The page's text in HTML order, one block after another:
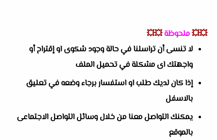
💥💥ملحوظة💥💥
لا تنسى أن تراسلنا في حالة وجود شكوى او إقتراح أو
واجهتك اى مشكلة في تحميل الملف
إذا كان لديك طلب او استفسار برجاء وضعه في تعليق
بالاسفل
يمكنك التواصل معنا من خلال وسائل التواصل الاجتماعى
بالموقع